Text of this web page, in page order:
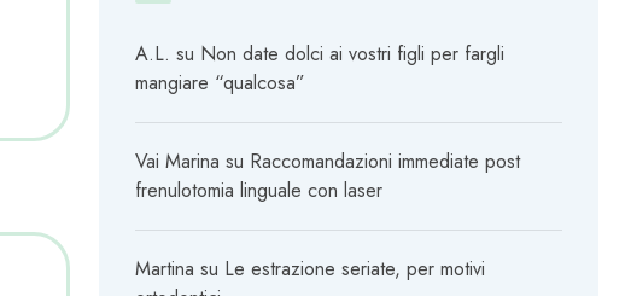
A.L. su Non date dolci ai vostri figli per fargli
mangiare “qualcosa”
Vai Marina su Raccomandazioni immediate post
frenulotomia linguale con laser
Martina su Le estrazione seriate, per motivi